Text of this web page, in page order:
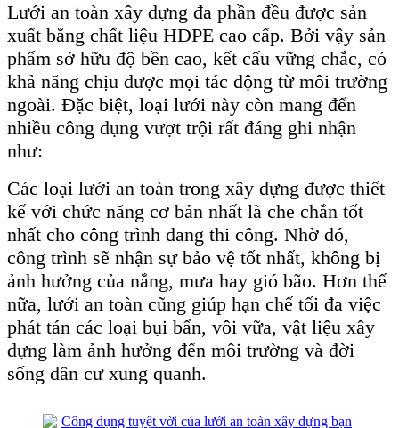
Lưới an toàn xây dựng đa phần đều được sản
xuất bằng chất liệu HDPE cao cấp. Bởi vậy sản
phẩm sở hữu độ bền cao, kết cấu vững chắc, có
khả năng chịu được mọi tác động từ môi trường
ngoài. Đặc biệt, loại lưới này còn mang đến
nhiều công dụng vượt trội rất đáng ghi nhận
như:
Các loại lưới an toàn trong xây dựng được thiết
kế với chức năng cơ bản nhất là che chắn tốt
nhất cho công trình đang thi công. Nhờ đó,
công trình sẽ nhận sự bảo vệ tốt nhất, không bị
ảnh hưởng của nắng, mưa hay gió bão. Hơn thế
nữa, lưới an toàn cũng giúp hạn chế tối đa việc
phát tán các loại bụi bẩn, vôi vữa, vật liệu xây
dựng làm ảnh hưởng đến môi trường và đời
sống dân cư xung quanh.